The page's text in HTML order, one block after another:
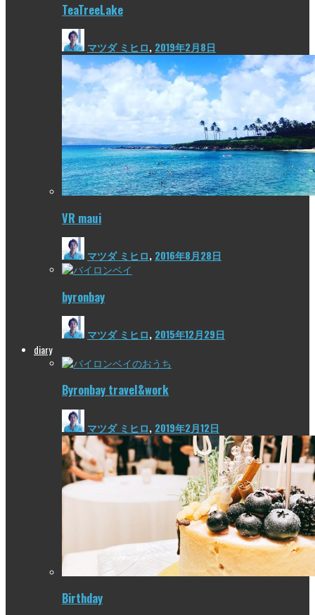
TeaTreeLake
マツダ ミヒロ, 2019年2月8日
VR maui
マツダ ミヒロ, 2016年8月28日
byronbay
マツダ ミヒロ, 2015年12月29日
diary
Byronbay travel&work
マツダ ミヒロ, 2019年2月12日
Birthday